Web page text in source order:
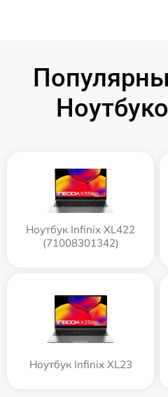
Ноутбук Infinix XL422
(71008301342)
Ноутбук Infinix XL23